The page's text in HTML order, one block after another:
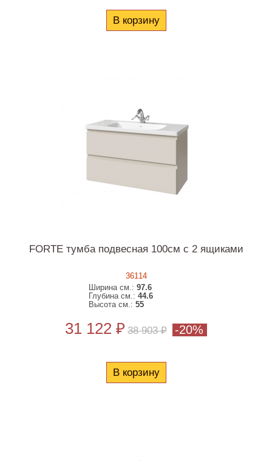
В корзину
FORTE тумба подвесная 100см с 2 ящиками
36114
Ширина см.:97.6
Глубина см.:44.6
Высота см.:55
31 122 ₽ 38 903 ₽ -20%
В корзину